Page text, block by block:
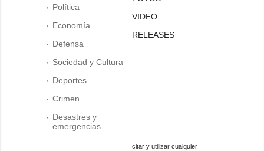
Política
Economía
Defensa
Sociedad y Cultura
Deportes
Crimen
Desastres y
emergencias
VIDEO
RELEASES
citar y utilizar cualquier